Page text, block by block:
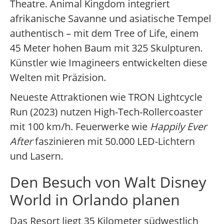
Theatre. Animal Kingdom integriert
afrikanische Savanne und asiatische Tempel
authentisch – mit dem Tree of Life, einem
45 Meter hohen Baum mit 325 Skulpturen.
Künstler wie Imagineers entwickelten diese
Welten mit Präzision.
Neueste Attraktionen wie TRON Lightcycle
Run (2023) nutzen High-Tech-Rollercoaster
mit 100 km/h. Feuerwerke wie Happily Ever
Afterfaszinieren mit 50.000 LED-Lichtern
und Lasern.
Den Besuch von Walt Disney
World in Orlando planen
Das Resort liegt 35 Kilometer südwestlich